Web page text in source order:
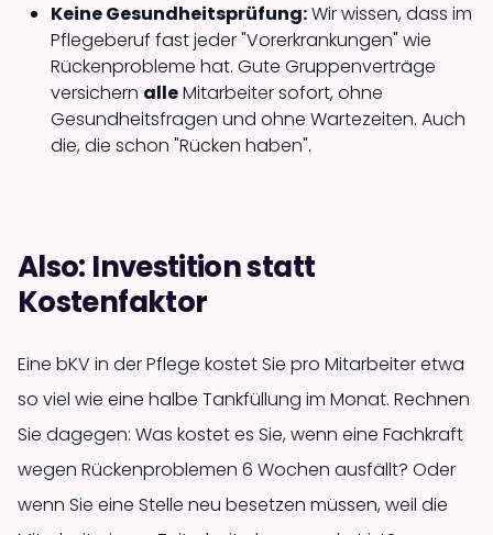
Keine Gesundheitsprüfung:Wir wissen, dass im
Pflegeberuf fast jeder "Vorerkrankungen" wie
Rückenprobleme hat. Gute Gruppenverträge
versichern alleMitarbeiter sofort, ohne
Gesundheitsfragen und ohne Wartezeiten. Auch
die, die schon "Rücken haben".
Also: Investition statt
Kostenfaktor
Eine bKV in der Pflege kostet Sie pro Mitarbeiter etwa
so viel wie eine halbe Tankfüllung im Monat. Rechnen
Sie dagegen: Was kostet es Sie, wenn eine Fachkraft
wegen Rückenproblemen 6 Wochen ausfällt? Oder
wenn Sie eine Stelle neu besetzen müssen, weil die